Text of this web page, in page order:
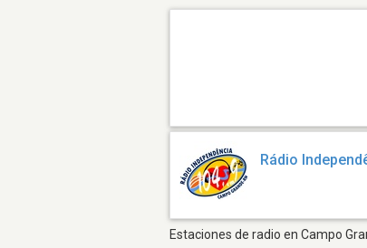
Rádio
Estaciones de radio en Campo